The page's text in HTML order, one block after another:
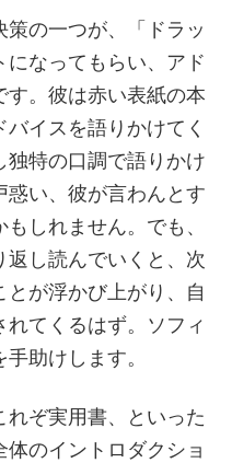
の一つが、「ドラッ
になってもらい、アド
。彼は赤い表紙の本
イスを語りかけてく
特の口調で語りかけ
惑い、彼が言わんとす
しれません。でも、
し読んでいくと、次
が浮かび上がり、自
てくるはず。ソフィ
助けします。
ぞ実用書、といった
のイントロダクショ